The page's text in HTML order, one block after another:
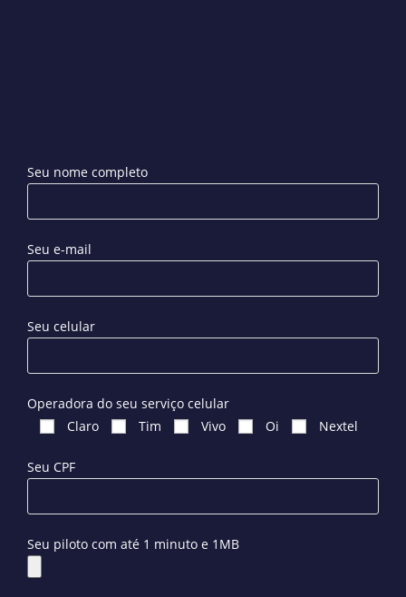
Seu nome completo
Seu e-mail
Seu celular
Operadora do seu serviço celular
Claro
Tim Vivo Oi Nextel
Seu CPF
Seu piloto com até 1 minuto e 1MB